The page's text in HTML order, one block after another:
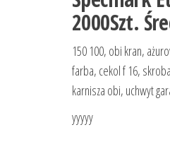
2000Szt.
150 100, obi kran,
farba, cekol f 16,
karnisza obi, uchwyt
yyyyy